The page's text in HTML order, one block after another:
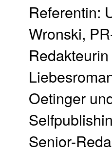
Referentin:
Wronski,
Oetinger
Senior-